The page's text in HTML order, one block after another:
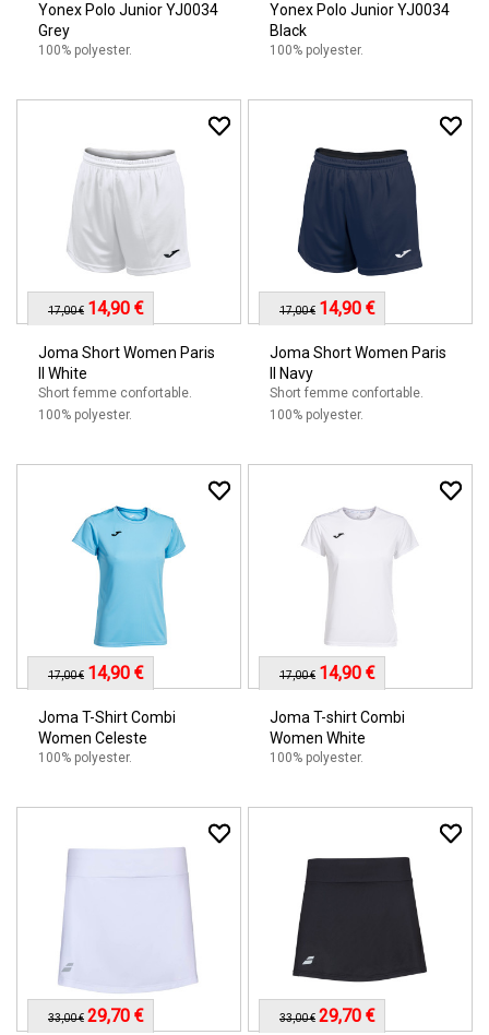
Yonex Polo Junior YJ0034
Grey
100% polyester.
Yonex Polo Junior YJ0034
Black
100% polyester.
Joma Short Women Paris
II White
Short femme confortable.
100% polyester.
17,00 € 14,90 €
Joma Short Women Paris
II Navy
Short femme confortable.
100% polyester.
17,00 € 14,90 €
Joma T-Shirt Combi
Women Celeste
100% polyester.
17,00 € 14,90 €
Joma T-shirt Combi
Women White
100% polyester.
17,00 € 14,90 €
33,00 € 29,70 € 33,00 € 29,70 €